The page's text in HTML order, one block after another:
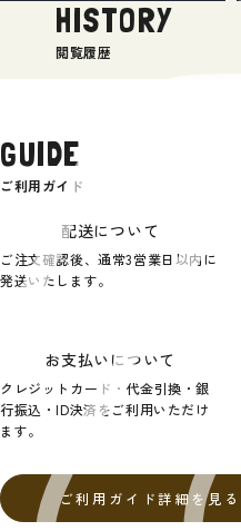
HISTORY
閲覧履歴
GUIDE
ご利用ガイド
配送について
ご注文確認後、通常3営業日以内に
発送いたします。
お支払いについて
クレジットカード・代金引換・銀
行振込・ID決済をご利用いただけ
ます。
ご利用ガイド詳細を見る